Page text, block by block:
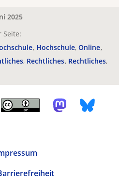
2025
Seite:
Hochschule Online
Rechtliches Rechtliches